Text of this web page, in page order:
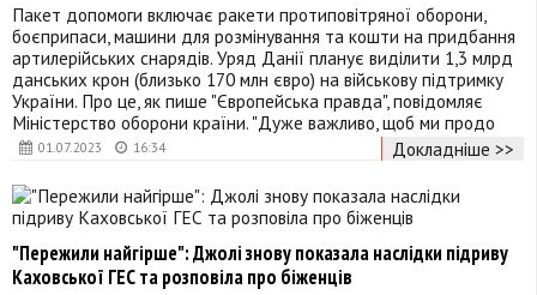
01.07.2023 16:34
Пакет допомоги включає ракети протиповітряної оборони,
боєприпаси, машини для розмінування та кошти на придбання
артилерійських снарядів. Уряд Данії планує виділити 1,3 млрд
данських крон (близько 170 млн євро) на військову підтримку
України. Про це, як пише "Європейська правда", повідомляє
Міністерство оборони країни. "Дуже важливо, щоб ми продо
Докладніше >>
"Пережили найгірше": Джолі знову показала наслідки підриву
Каховської ГЕС та розповіла про біженців